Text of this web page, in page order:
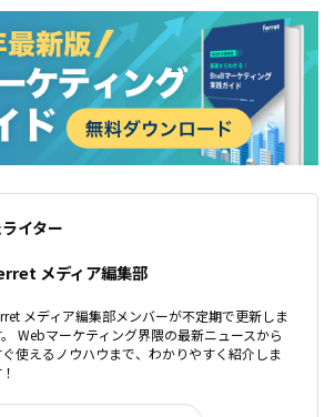
イター
メディア編集部
メディア編集部メンバーが不定期で更新しま
。 Webマーケティング界隈の最新ニュースから
ぐ使えるノウハウまで、わかりやすく紹介しま